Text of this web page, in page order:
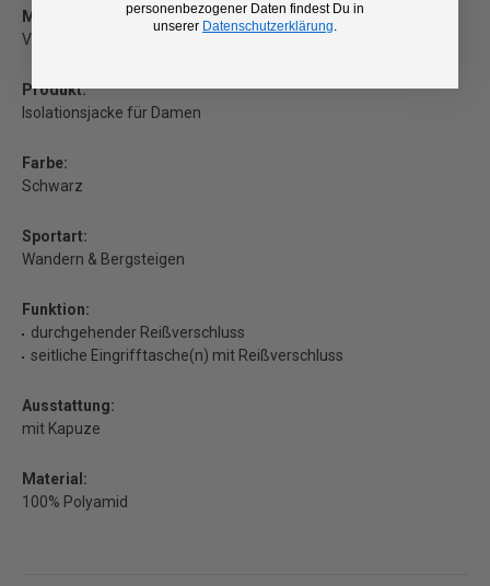
Marke:
Vaude
Produkt:
Isolationsjacke für Damen
Farbe:
Schwarz
Sportart:
Wandern & Bergsteigen
Funktion:
durchgehender Reißverschluss
seitliche Eingrifftasche(n) mit Reißverschluss
Ausstattung:
mit Kapuze
Material:
100% Polyamid
personenbezogener Daten findest Du in
unserer Datenschutzerklärung.